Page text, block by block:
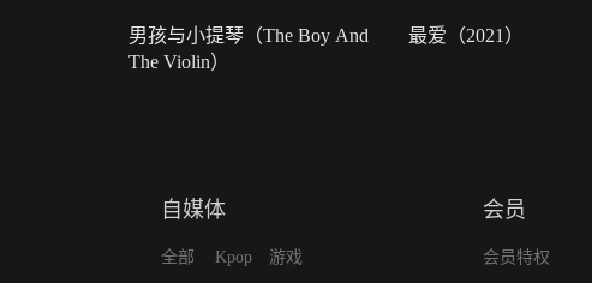
男孩与小提琴（The Boy And
The Violin）
最爱（2021）
自媒体
全部
Kpop
游戏
会员
会员特权